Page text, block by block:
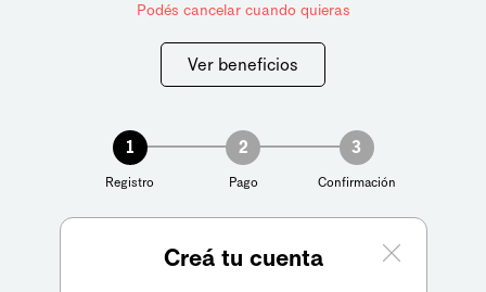
Podés cancelar cuando quieras
Ver beneficios
1
Registro
2
Pago
3
Confirmación
Creá tu cuenta